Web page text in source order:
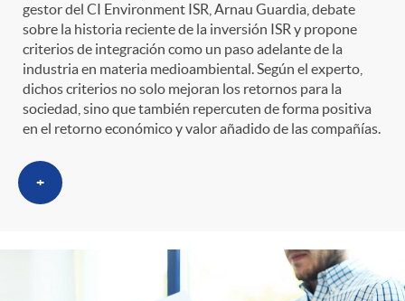
gestor del CI Environment ISR, Arnau Guardia, debate
sobre la historia reciente de la inversión ISR y propone
criterios de integración como un paso adelante de la
industria en materia medioambiental. Según el experto,
dichos criterios no solo mejoran los retornos para la
sociedad, sino que también repercuten de forma positiva
en el retorno económico y valor añadido de las compañías.
+